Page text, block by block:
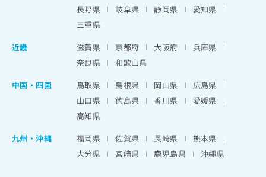
長野県
岐阜県 静岡県
愛知県
三重県
近畿
滋賀県 京都府 大阪府
兵庫県
奈良県
和歌山県
中国・四国
鳥取県 島根県 岡山県
広島県
山口県
徳島県 香川県
愛媛県
高知県
九州・沖縄
福岡県 佐賀県 長崎県
熊本県
大分県
宮崎県 鹿児島県 沖縄県